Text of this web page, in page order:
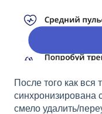
После того как вся
смело удалить/